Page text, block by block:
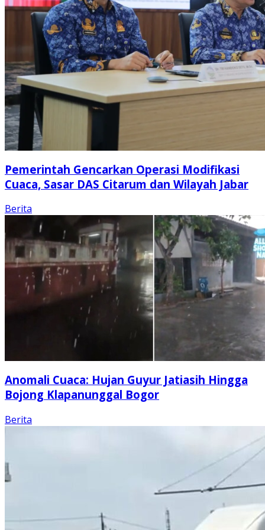
Pemerintah Gencarkan Operasi Modifikasi
Cuaca, Sasar DAS Citarum dan Wilayah Jabar
Berita
Anomali Cuaca: Hujan Guyur Jatiasih Hingga
Bojong Klapanunggal Bogor
Berita